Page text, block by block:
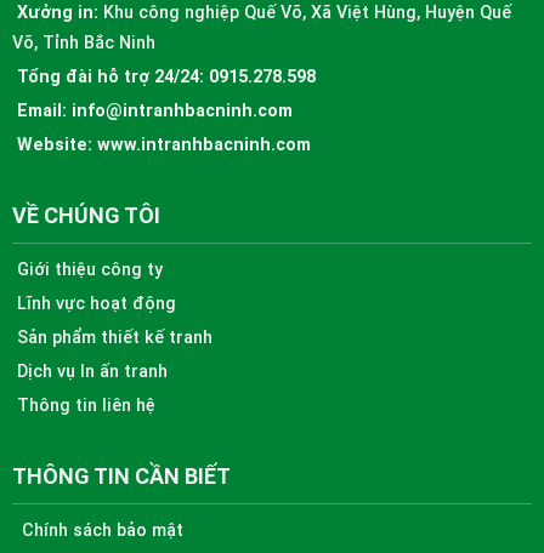
Xưởng in: Khu công nghiệp Quế Võ, Xã Việt Hùng, Huyện Quế
Võ, Tỉnh Bắc Ninh
Tổng đài hỗ trợ 24/24: 0915.278.598
Email: info@intranhbacninh.com
Website: www.intranhbacninh.com
VỀ CHÚNG TÔI
Giới thiệu công ty
Lĩnh vực hoạt động
Sản phẩm thiết kế tranh
Dịch vụ In ấn tranh
Thông tin liên hệ
THÔNG TIN CẦN BIẾT
Chính sách bảo mật